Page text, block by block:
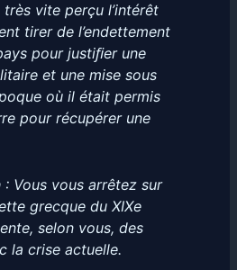
vite perçu l’intérêt
tirer de l’endettement
pour justiﬁer une
et une mise sous
où il était permis
pour récupérer une
: Vous vous arrêtez sur
grecque du XIXe
selon vous, des
la crise actuelle.